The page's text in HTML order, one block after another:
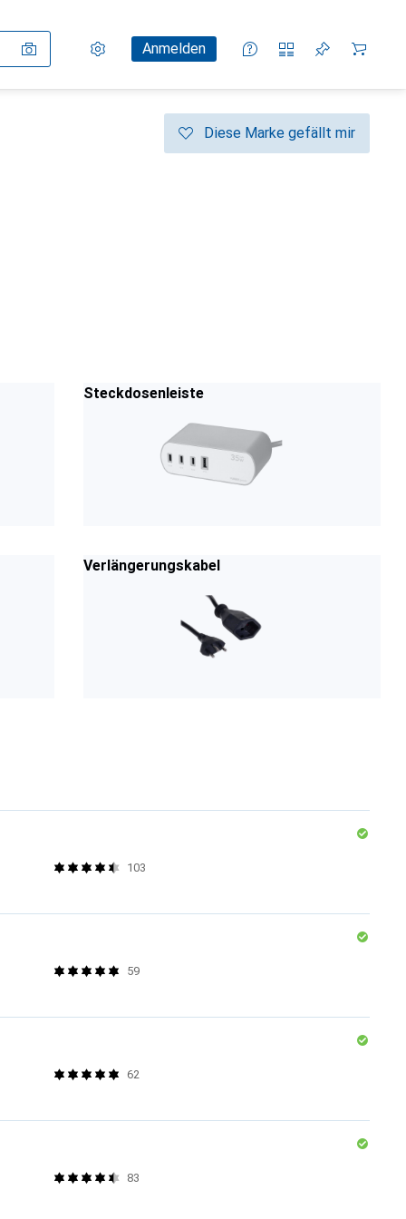
Einstellungen
KundenkontoAnmelden
Vergleichslisten
Merklisten
Warenkorb
Diese Marke gefällt mir
Steckdosenleiste
Verlängerungskabel
103
59
62
83